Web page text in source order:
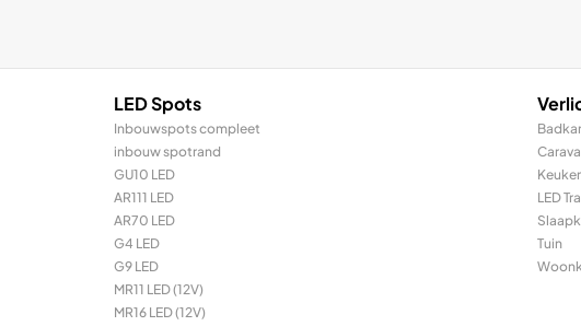
LED Spots
Inbouwspots compleet
inbouw spotrand
GU10 LED
AR111 LED
AR70 LED
G4 LED
G9 LED
MR11 LED (12V)
MR16 LED (12V)
LED
Tuin